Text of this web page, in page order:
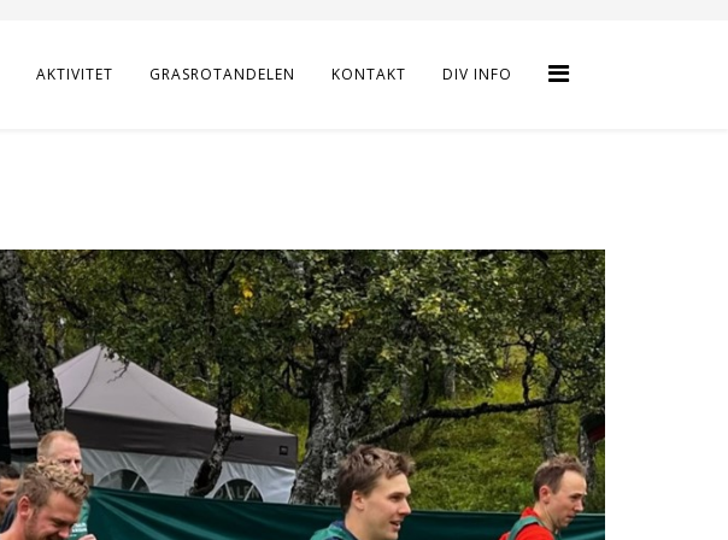
AKTIVITET GRASROTANDELEN KONTAKT DIV INFO